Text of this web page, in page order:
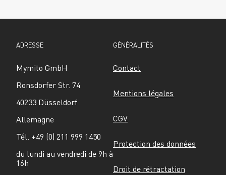
ADRESSE
Mymito GmbH
Ronsdorfer Str. 74
40233 Düsseldorf
Allemagne
Tél. +49 (0) 211 999 1450
du lundi au vendredi de 9h à
16h
GÉNÉRALITÉS
Contact
Mentions légales
CGV
Protection des données
Droit de rétractation